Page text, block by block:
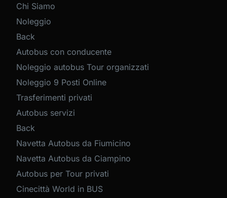
Chi Siamo
Noleggio
Back
Autobus con conducente
Noleggio autobus Tour organizzati
Noleggio 9 Posti Online
Trasferimenti privati
Autobus servizi
Back
Navetta Autobus da Fiumicino
Navetta Autobus da Ciampino
Autobus per Tour privati
Cinecittà World in BUS